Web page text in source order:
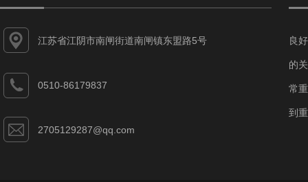
江苏省江阴市南闸街道南闸镇东盟路5号
0510-86179837
2705129287@qq.com
良
的
常
到